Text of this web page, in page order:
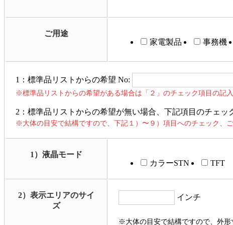
ご用途
家電製品
事務機
1：標準品リストからの希望 No:
※標準品リストからの希望がある場合は「２」のチェック項目の記入
2：標準品リストからの希望が無い場合、下記項目のチェッ
※大体の目安で結構ですので、下記１）〜９）項目へのチェック、
1）液晶モード
カラーSTN
TFT
2）表示エリアのサイ
ズ
インチ
※大体の目安で結構ですので、外形